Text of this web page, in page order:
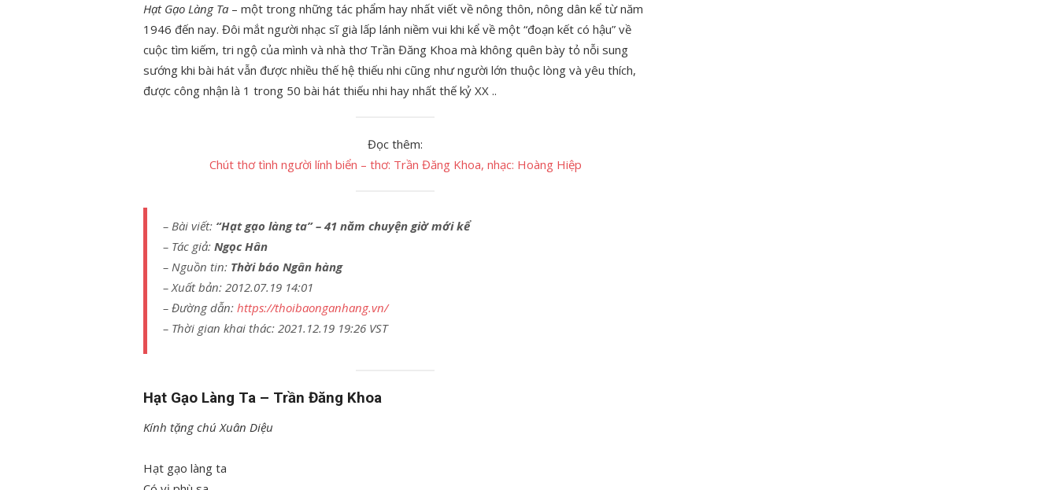
Hạt Gạo Làng Ta – một trong những tác phẩm hay nhất viết về nông thôn, nông dân kể từ năm
1946 đến nay. Đôi mắt người nhạc sĩ già lấp lánh niềm vui khi kể về một “đoạn kết có hậu” về
cuộc tìm kiếm, tri ngộ của mình và nhà thơ Trần Đăng Khoa mà không quên bày tỏ nỗi sung
sướng khi bài hát vẫn được nhiều thế hệ thiếu nhi cũng như người lớn thuộc lòng và yêu thích,
được công nhận là 1 trong 50 bài hát thiếu nhi hay nhất thế kỷ XX ..
Đọc thêm:
Chút thơ tình người lính biển – thơ: Trần Đăng Khoa, nhạc: Hoàng Hiệp
– Bài viết: “Hạt gạo làng ta” – 41 năm chuyện giờ mới kể
– Tác giả: Ngọc Hân
– Nguồn tin: Thời báo Ngân hàng
– Xuất bản: 2012.07.19 14:01
– Đường dẫn: https://thoibaonganhang.vn/
– Thời gian khai thác: 2021.12.19 19:26 VST
Hạt Gạo Làng Ta – Trần Đăng Khoa
Kính tặng chú Xuân Diệu
Hạt gạo làng ta